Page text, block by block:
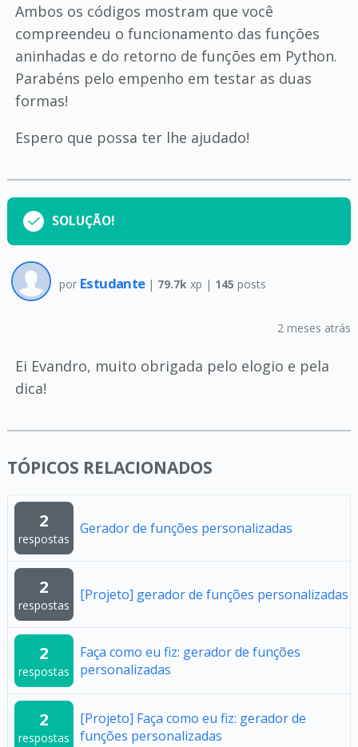
Ambos os códigos mostram que você
compreendeu o funcionamento das funções
aninhadas e do retorno de funções em Python.
Parabéns pelo empenho em testar as duas
formas!
Espero que possa ter lhe ajudado!
SOLUÇÃO!
por Estudante | 79.7k xp | 145 posts
2 meses atrás
Ei Evandro, muito obrigada pelo elogio e pela
dica!
TÓPICOS RELACIONADOS
2
respostas
Gerador de funções personalizadas
2
respostas
[Projeto] gerador de funções personalizadas
2
respostas
Faça como eu fiz: gerador de funções
personalizadas
2
respostas
[Projeto] Faça como eu fiz: gerador de
funções personalizadas